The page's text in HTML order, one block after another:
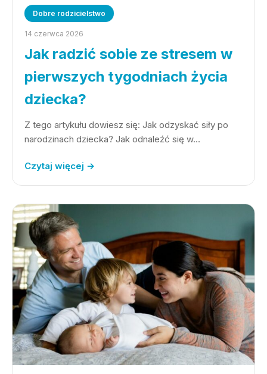
Dobre rodzicielstwo
14 czerwca 2026
Jak radzić sobie ze stresem w
pierwszych tygodniach życia
dziecka?
Z tego artykułu dowiesz się: Jak odzyskać siły po
narodzinach dziecka? Jak odnaleźć się w…
Czytaj więcej →